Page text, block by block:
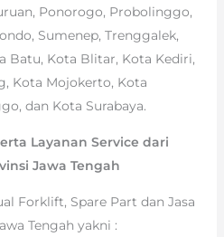
Ponorogo, Probolinggo,
Sumenep, Trenggalek,
Batu, Kota Blitar, Kota Kediri,
Kota Mojokerto, Kota
dan Kota Surabaya.
Layanan Service dari
Jawa Tengah
Forklift, Spare Part dan Jasa
Tengah yakni :